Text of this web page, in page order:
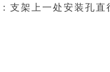
支架上一处安装孔直